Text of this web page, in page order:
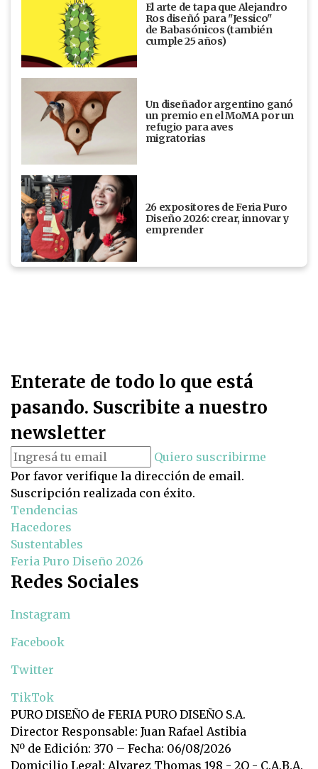
El arte de tapa que Alejandro
Ros diseñó para "Jessico"
de Babasónicos (también
cumple 25 años)
Un diseñador argentino ganó
un premio en el MoMA por un
refugio para aves
migratorias
26 expositores de Feria Puro
Diseño 2026: crear, innovar y
emprender
Enterate de todo lo que está
pasando. Suscribite a nuestro
newsletter
Quiero suscribirme
Por favor verifique la dirección de email.
Suscripción realizada con éxito.
Tendencias
Hacedores
Sustentables
Feria Puro Diseño 2026
Redes Sociales
Instagram
Facebook
Twitter
TikTok
PURO DISEÑO de FERIA PURO DISEÑO S.A.
Director Responsable: Juan Rafael Astibia
Nº de Edición: 370 – Fecha: 06/08/2026
Domicilio Legal: Alvarez Thomas 198 - 2Q - C.A.B.A.